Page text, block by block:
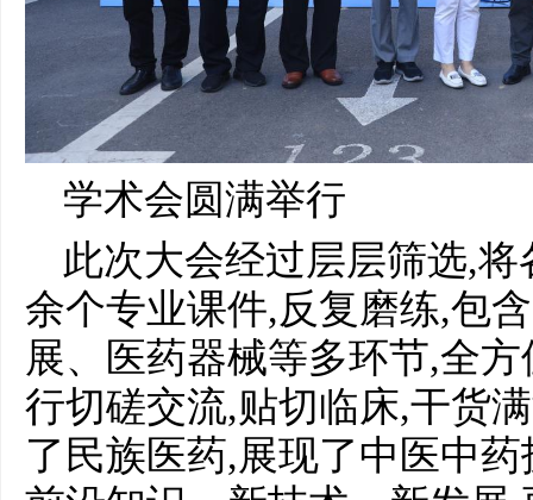
学术会圆满举行
此次大会经过层层筛选,
余个专业课件,反复磨练,包
展、医药器械等多环节,全
行切磋交流,贴切临床,干货
了民族医药,展现了中医中